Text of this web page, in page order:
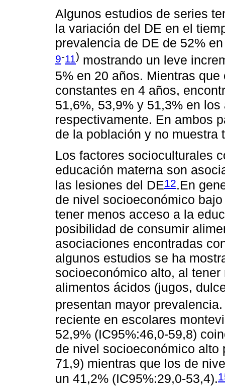
Algunos estudios de series
la variación del DE en el
prevalencia de DE de 52%
9-11) mostrando un leve
5% en 20 años. Mientras
constantes en 4 años,
51,6%, 53,9% y 51,3% en
respectivamente. En ambos
de la población y no muestra
Los factores socioculturales
educación materna son
las lesiones del DE12.En
de nivel socioeconómico
tener menos acceso a la
posibilidad de consumir
asociaciones encontradas
algunos estudios se ha
socioeconómico alto, al
alimentos ácidos (jugos,
presentan mayor
reciente en escolares
52,9% (IC95%:46,0-59,8)
de nivel socioeconómico alto
71,9) mientras que los de
un 41,2% (IC95%:29,0-53,4).